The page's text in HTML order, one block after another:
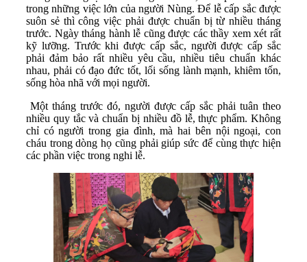
trong những việc lớn của người Nùng. Để lễ cấp sắc được
suôn sẻ thì công việc phải được chuẩn bị từ nhiều tháng
trước. Ngày tháng hành lễ cũng được các thầy xem xét rất
kỹ lưỡng. Trước khi được cấp sắc, người được cấp sắc
phải đảm bảo rất nhiều yêu cầu, nhiều tiêu chuẩn khác
nhau, phải có đạo đức tốt, lối sống lành mạnh, khiêm tốn,
sống hòa nhã với mọi người.
Một tháng trước đó, người được cấp sắc phải tuân theo
nhiều quy tắc và chuẩn bị nhiều đồ lễ, thực phẩm. Không
chỉ có người trong gia đình, mà hai bên nội ngoại, con
cháu trong dòng họ cũng phải giúp sức để cùng thực hiện
các phần việc trong nghi lễ.